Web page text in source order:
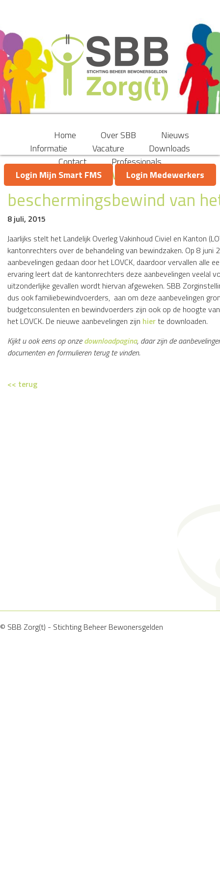
Home Over SBB
Nieuws
Informatie
Vacature
Downloads
Contact
Professionals
Login Mijn Smart FMS
Login Medewerkers
Nieuwe aanbevelingen
beschermingsbewind van
8 juli, 2015
Jaarlijks stelt het Landelijk Overleg Vakinhoud Civiel en Kanton
kantonrechters over de behandeling van bewindzaken. Op 8 juni
aanbevelingen gedaan door het LOVCK, daardoor vervallen alle
ervaring leert dat de kantonrechters deze aanbevelingen veelal
uitzonderlijke gevallen wordt hiervan afgeweken. SBB
dus ook familiebewindvoerders, aan om deze aanbevelingen
budgetconsulenten en bewindvoerders zijn ook op de hoogte
het LOVCK. De nieuwe aanbevelingen zijn hierte downloaden.
Kijkt u ook eens op onzedownloadpagina, daar zijn de
documenten en formulieren terug te vinden.
<< terug
© SBB Zorg(t) - Stichting Beheer Bewonersgelden